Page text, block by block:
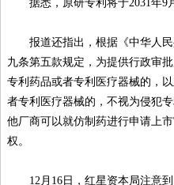
据悉，原研专利将于2031年9月
报道还指出，根据《中华人民
九条第五款规定，为提供行政审
专利药品或者专利医疗器械的，
者专利医疗器械的，不视为侵犯
他厂商可以就仿制药进行申请上
权。
12月16日，红星资本局注意到